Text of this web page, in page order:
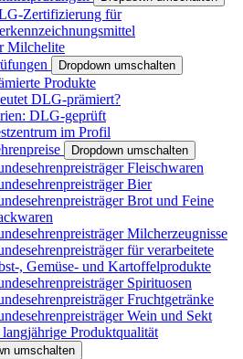
Zertifizierung für
Milchelite
Dropdown umschalten
Produkte
DLG-prämiert?
DLG-geprüft
im Profil
Dropdown umschalten
Fleischwaren
Bier
Brot und Feine
Milcherzeugnisse
für verarbeitete
, Gemüse- und Kartoffelprodukte
Spirituosen
Fruchtgetränke
Wein und Sekt
Produktqualität
umschalten